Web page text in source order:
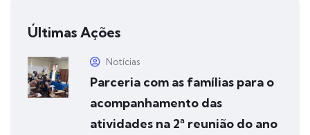
Últimas Ações
Notícias
Parceria com as famílias para o
acompanhamento das
atividades na 2ª reunião do ano